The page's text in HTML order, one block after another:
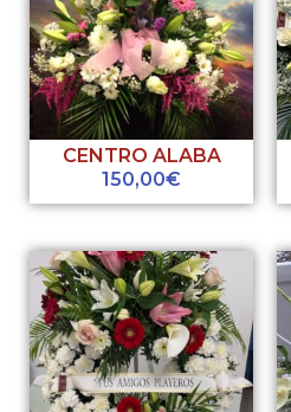
CENTRO ALABA
150,00€